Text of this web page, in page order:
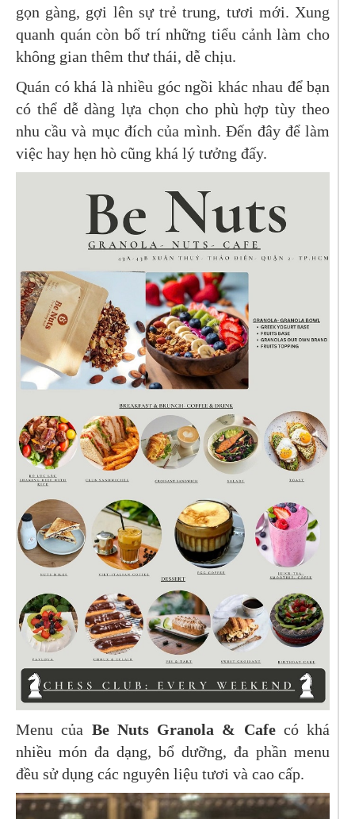
gọn gàng, gợi lên sự trẻ trung, tươi mới. Xung
quanh quán còn bố trí những tiểu cảnh làm cho
không gian thêm thư thái, dễ chịu.
Quán có khá là nhiều góc ngồi khác nhau để bạn
có thể dễ dàng lựa chọn cho phù hợp tùy theo
nhu cầu và mục đích của mình. Đến đây để làm
việc hay hẹn hò cũng khá lý tưởng đấy.
Menu của Be Nuts Granola & Cafecó khá
nhiều món đa dạng, bổ dưỡng, đa phần menu
đều sử dụng các nguyên liệu tươi và cao cấp.